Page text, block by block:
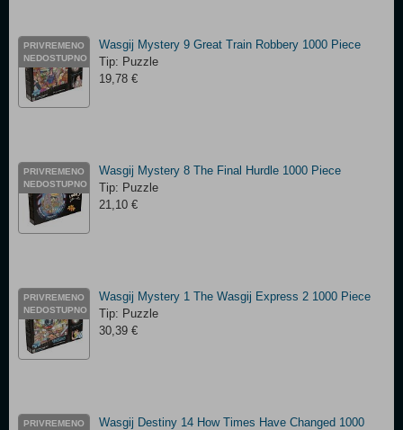
PRIVREMENO
NEDOSTUPNO
Wasgij Mystery 9 Great Train Robbery 1000 Piece
Tip: Puzzle
19,78 €
PRIVREMENO
NEDOSTUPNO
Wasgij Mystery 8 The Final Hurdle 1000 Piece
Tip: Puzzle
21,10 €
PRIVREMENO
NEDOSTUPNO
Wasgij Mystery 1 The Wasgij Express 2 1000 Piece
Tip: Puzzle
30,39 €
PRIVREMENO
Wasgij Destiny 14 How Times Have Changed 1000